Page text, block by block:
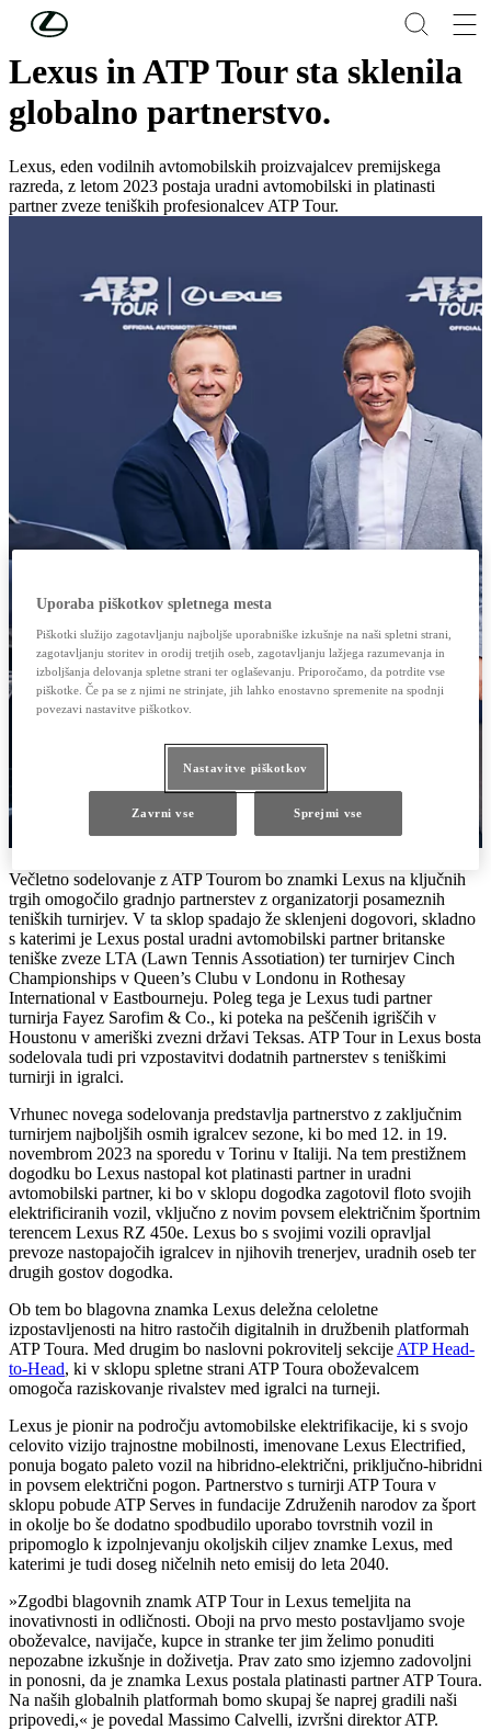
Skip to Main Content
Lexus in ATP Tour sta sklenila
globalno partnerstvo.
Lexus, eden vodilnih avtomobilskih proizvajalcev premijskega
razreda, z letom 2023 postaja uradni avtomobilski in platinasti
partner zveze teniških profesionalcev ATP Tour.
Večletno sodelovanje z ATP Tourom bo znamki Lexus na ključnih
trgih omogočilo gradnjo partnerstev z organizatorji posameznih
teniških turnirjev. V ta sklop spadajo že sklenjeni dogovori, skladno
s katerimi je Lexus postal uradni avtomobilski partner britanske
teniške zveze LTA (Lawn Tennis Assotiation) ter turnirjev Cinch
Championships v Queen’s Clubu v Londonu in Rothesay
International v Eastbourneju. Poleg tega je Lexus tudi partner
turnirja Fayez Sarofim & Co., ki poteka na peščenih igriščih v
Houstonu v ameriški zvezni državi Teksas. ATP Tour in Lexus bosta
sodelovala tudi pri vzpostavitvi dodatnih partnerstev s teniškimi
turnirji in igralci.
Vrhunec novega sodelovanja predstavlja partnerstvo z zaključnim
turnirjem najboljših osmih igralcev sezone, ki bo med 12. in 19.
novembrom 2023 na sporedu v Torinu v Italiji. Na tem prestižnem
dogodku bo Lexus nastopal kot platinasti partner in uradni
avtomobilski partner, ki bo v sklopu dogodka zagotovil floto svojih
elektrificiranih vozil, vključno z novim povsem električnim športnim
terencem Lexus RZ 450e. Lexus bo s svojimi vozili opravljal
prevoze nastopajočih igralcev in njihovih trenerjev, uradnih oseb ter
drugih gostov dogodka.
Ob tem bo blagovna znamka Lexus deležna celoletne
izpostavljenosti na hitro rastočih digitalnih in družbenih platformah
ATP Toura. Med drugim bo naslovni pokrovitelj sekcije ATP Head-
to-Head, ki v sklopu spletne strani ATP Toura oboževalcem
omogoča raziskovanje rivalstev med igralci na turneji.
Lexus je pionir na področju avtomobilske elektrifikacije, ki s svojo
celovito vizijo trajnostne mobilnosti, imenovane Lexus Electrified,
ponuja bogato paleto vozil na hibridno-električni, priključno-hibridni
in povsem električni pogon. Partnerstvo s turnirji ATP Toura v
sklopu pobude ATP Serves in fundacije Združenih narodov za šport
in okolje bo še dodatno spodbudilo uporabo tovrstnih vozil in
pripomoglo k izpolnjevanju okoljskih ciljev znamke Lexus, med
katerimi je tudi doseg ničelnih neto emisij do leta 2040.
»Zgodbi blagovnih znamk ATP Tour in Lexus temeljita na
inovativnosti in odličnosti. Oboji na prvo mesto postavljamo svoje
oboževalce, navijače, kupce in stranke ter jim želimo ponuditi
nepozabne izkušnje in doživetja. Prav zato smo izjemno zadovoljni
in ponosni, da je znamka Lexus postala platinasti partner ATP Toura.
Na naših globalnih platformah bomo skupaj še naprej gradili naši
pripovedi,« je povedal Massimo Calvelli, izvršni direktor ATP.
Uporaba piškotkov spletnega mesta
Piškotki služijo zagotavljanju najboljše uporabniške izkušnje na naši spletni strani,
zagotavljanju storitev in orodij tretjih oseb, zagotavljanju lažjega razumevanja in
izboljšanja delovanja spletne strani ter oglaševanju. Priporočamo, da potrdite vse
piškotke. Če pa se z njimi ne strinjate, jih lahko enostavno spremenite na spodnji
povezavi nastavitve piškotkov.
Nastavitve piškotkov
Zavrni vse Sprejmi vse